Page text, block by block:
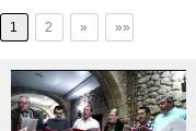
1 2 » »»